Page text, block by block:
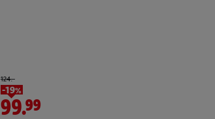
124.-
-19%
99.99